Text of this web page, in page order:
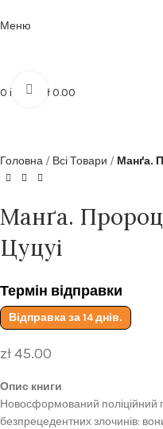
Меню
0 items zł0.00
Click to enlarge
Головна Всі Товари Манґа.
Манґа.
Цуцуі
Термін відправки
Відправка за 14 днів.
zł45.00
Опис книги
Новосформований поліційний
безпрецедентних злочинів: